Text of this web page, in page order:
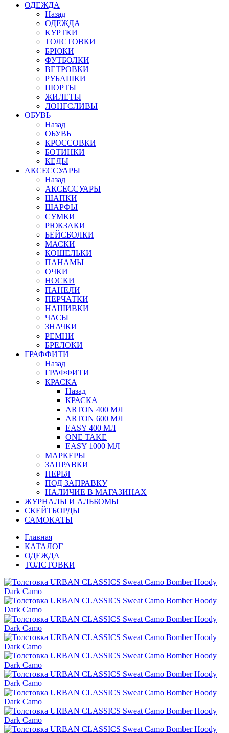
ОДЕЖДА
Назад
ОДЕЖДА
КУРТКИ
ТОЛСТОВКИ
БРЮКИ
ФУТБОЛКИ
ВЕТРОВКИ
РУБАШКИ
ШОРТЫ
ЖИЛЕТЫ
ЛОНГСЛИВЫ
ОБУВЬ
Назад
ОБУВЬ
КРОССОВКИ
БОТИНКИ
КЕДЫ
АКСЕССУАРЫ
Назад
АКСЕССУАРЫ
ШАПКИ
ШАРФЫ
СУМКИ
РЮКЗАКИ
БЕЙСБОЛКИ
МАСКИ
КОШЕЛЬКИ
ПАНАМЫ
ОЧКИ
НОСКИ
ПАНЕЛИ
ПЕРЧАТКИ
НАШИВКИ
ЧАСЫ
ЗНАЧКИ
РЕМНИ
БРЕЛОКИ
ГРАФФИТИ
Назад
ГРАФФИТИ
КРАСКА
Назад
КРАСКА
ARTON 400 МЛ
ARTON 600 МЛ
EASY 400 МЛ
ONE TAKE
EASY 1000 МЛ
МАРКЕРЫ
ЗАПРАВКИ
ПЕРЬЯ
ПОД ЗАПРАВКУ
НАЛИЧИЕ В МАГАЗИНАХ
ЖУРНАЛЫ И АЛЬБОМЫ
СКЕЙТБОРДЫ
САМОКАТЫ
Главная
КАТАЛОГ
ОДЕЖДА
ТОЛСТОВКИ